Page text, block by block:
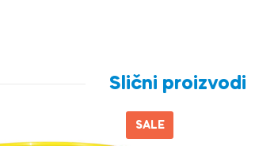
Slični proizvodi
SALE